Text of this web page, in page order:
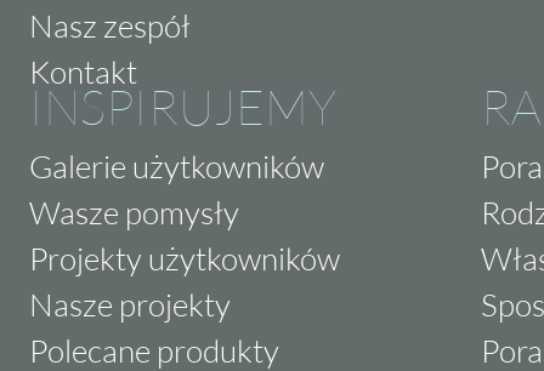
Nasz zespół
Kontakt
INSPIRUJEMY
Galerie użytkowników
Wasze pomysły
Projekty użytkowników
Nasze projekty
Polecane produkty